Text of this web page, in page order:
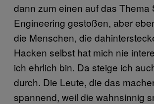
dann zum einen auf das Thema
Engineering gestoßen, aber
die Menschen, die
Hacken selbst hat mich nie
ich ehrlich bin. Da steige ich
durch. Die Leute, die das
spannend, weil die wahnsinnig